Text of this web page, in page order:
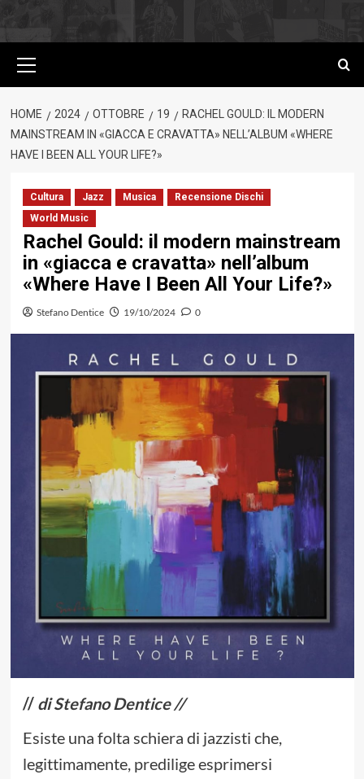
principale
HOME 2024 OTTOBRE 19
RACHEL GOULD: IL MODERN
MAINSTREAM IN «GIACCA E CRAVATTA» NELL’ALBUM «WHERE
HAVE I BEEN ALL YOUR LIFE?»
Cultura Jazz Musica
Recensione Dischi
World Music
Rachel Gould: il modern mainstream
in «giacca e cravatta» nell’album
«Where Have I Been All Your Life?»
Stefano Dentice 19/10/2024 0
// di Stefano Dentice //
Esiste una folta schiera di jazzisti che,
legittimamente, predilige esprimersi